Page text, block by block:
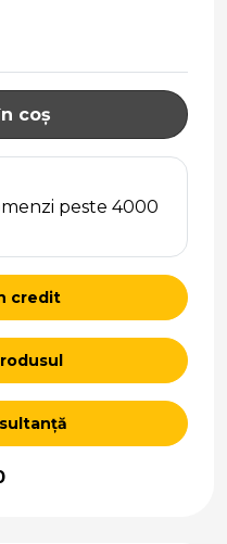
coș
peste 4000
credit